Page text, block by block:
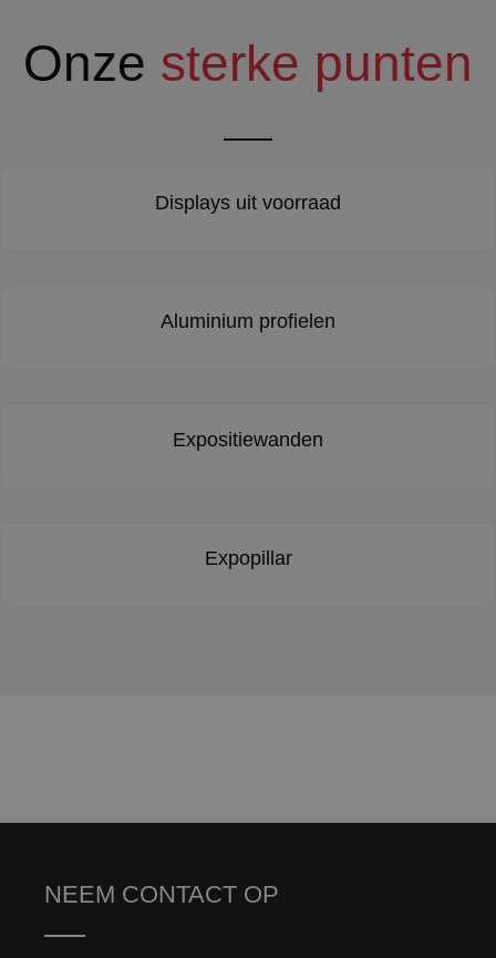
Onze sterke punten
Displays uit voorraad
Aluminium profielen
Expositiewanden
Expopillar
NEEM CONTACT OP